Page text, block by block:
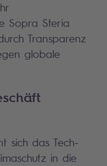
Sopra Steria
Transparenz
globale
sich das Tech-
in die